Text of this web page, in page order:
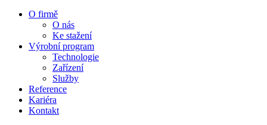
O firmě
O nás
Ke stažení
Výrobní program
Technologie
Zařízení
Služby
Reference
Kariéra
Kontakt